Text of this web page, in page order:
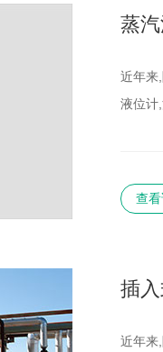
蒸
近年来
液位计
查
插
近年来